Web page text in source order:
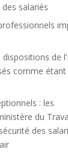
salariés
de
comme
: les
du
des